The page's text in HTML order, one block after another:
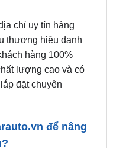
hàng 100%
lượng cao và có
đặt chuyên
tôi là đơn vị uy tín,